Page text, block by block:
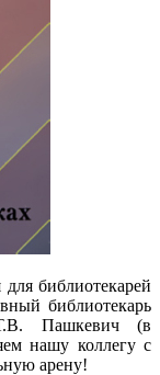
библиотекарей
библиотекарь
Т.В. Пашкевич (в
нашу коллегу с
арену!